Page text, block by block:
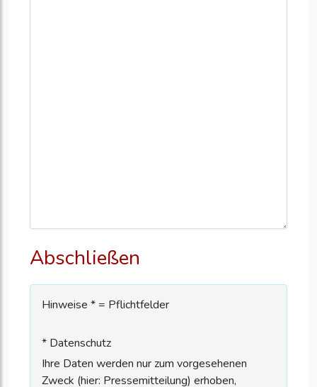
Abschließen
Hinweise * = Pflichtfelder
* Datenschutz
Ihre Daten werden nur zum vorgesehenen
Zweck (hier: Pressemitteilung) erhoben,